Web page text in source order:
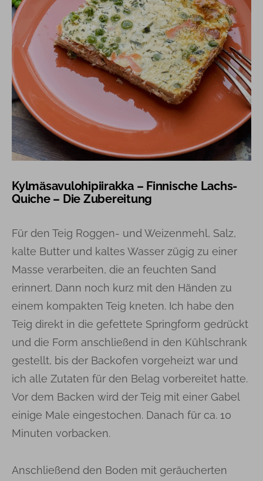
Kylmäsavulohipiirakka – Finnische Lachs-
Quiche – Die Zubereitung
Für den Teig Roggen- und Weizenmehl, Salz,
kalte Butter und kaltes Wasser zügig zu einer
Masse verarbeiten, die an feuchten Sand
erinnert. Dann noch kurz mit den Händen zu
einem kompakten Teig kneten. Ich habe den
Teig direkt in die gefettete Springform gedrückt
und die Form anschließend in den Kühlschrank
gestellt, bis der Backofen vorgeheizt war und
ich alle Zutaten für den Belag vorbereitet hatte.
Vor dem Backen wird der Teig mit einer Gabel
einige Male eingestochen. Danach für ca. 10
Minuten vorbacken.
Anschließend den Boden mit geräucherten